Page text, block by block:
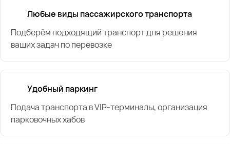
Любые виды пассажирского транспорта
Подберём подходящий транспорт для решения
ваших задач по перевозке
Удобный паркинг
Подача транспорта в VIP-терминалы, организация
парковочных хабов